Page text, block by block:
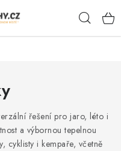
řešení pro jaro, léto i
a výbornou tepelnou
cyklisty i kempaře, včetně